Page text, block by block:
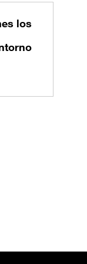
los